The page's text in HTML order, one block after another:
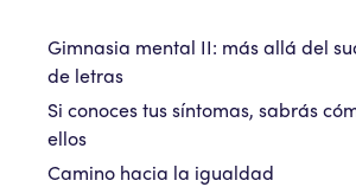
Gimnasia mental II: más allá del
de letras
Si conoces tus síntomas, sabrás
ellos
Camino hacia la igualdad